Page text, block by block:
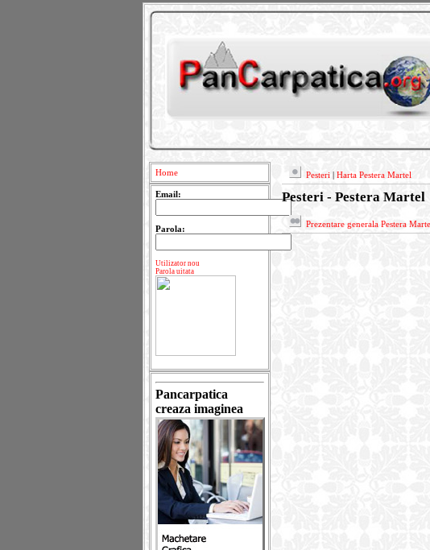
Home
Email:
Parola:
Utilizator nou
Parola uitata
Pancarpatica
creaza imaginea
Pesteri Harta Pestera Martel
Pesteri - Pestera Martel
Prezentare generala Pestera